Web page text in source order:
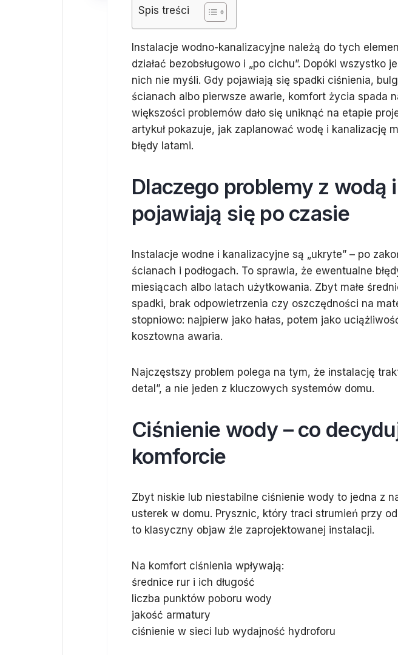
Spis treści
Instalacje wodno-kanalizacyjne należą do tych
działać bezobsługowo i „po cichu”. Dopóki wszystko
nich nie myśli. Gdy pojawiają się spadki ciśnienia,
ścianach albo pierwsze awarie, komfort życia spada
większości problemów dało się uniknąć na etapie
artykuł pokazuje, jak zaplanować wodę i kanalizację
błędy latami.
Dlaczego problemy z wodą
pojawiają się po czasie
Instalacje wodne i kanalizacyjne są „ukryte” – po
ścianach i podłogach. To sprawia, że ewentualne
miesiącach albo latach użytkowania. Zbyt małe
spadki, brak odpowietrzenia czy oszczędności na
stopniowo: najpierw jako hałas, potem jako
kosztowna awaria.
Najczęstszy problem polega na tym, że instalację
detal”, a nie jeden z kluczowych systemów domu.
Ciśnienie wody – co
komforcie
Zbyt niskie lub niestabilne ciśnienie wody to jedna z
usterek w domu. Prysznic, który traci strumień przy
to klasyczny objaw źle zaprojektowanej instalacji.
Na komfort ciśnienia wpływają:
średnice rur i ich długość
liczba punktów poboru wody
jakość armatury
ciśnienie w sieci lub wydajność hydroforu